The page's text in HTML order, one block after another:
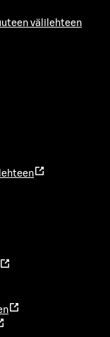
välilehteen